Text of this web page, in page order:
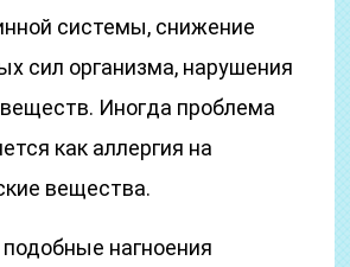
системы, снижение
сил организма, нарушения
Иногда проблема
как аллергия на
вещества.
нагноения